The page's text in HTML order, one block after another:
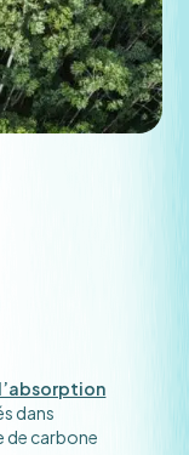
l’absorption
dans
de carbone